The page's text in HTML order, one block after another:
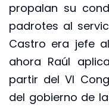
propalan su
padrotes al
Castro era jefe
ahora Raúl
partir del VI
del gobierno de